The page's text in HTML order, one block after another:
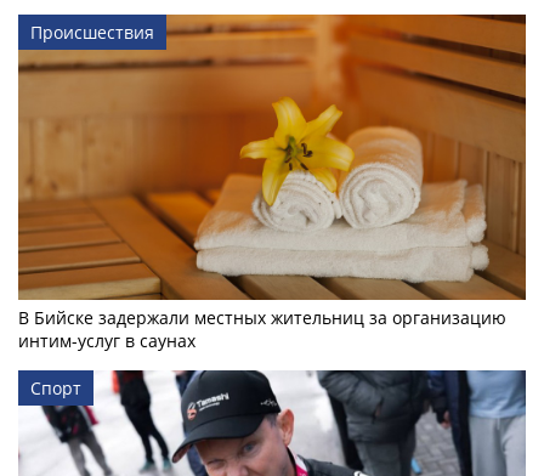
Происшествия
В Бийске задержали местных жительниц за организацию
интим-услуг в саунах
Спорт